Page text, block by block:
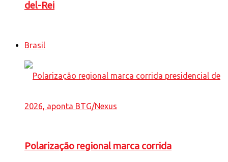
del-Rei
Brasil
Polarização regional marca corrida